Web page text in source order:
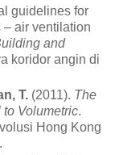
guidelines for
air ventilation
and
koridor angin di
T. (2011). The
Volumetric.
Hong Kong